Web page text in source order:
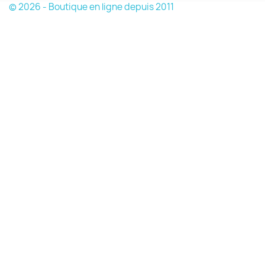
© 2026 - Boutique en ligne depuis 2011